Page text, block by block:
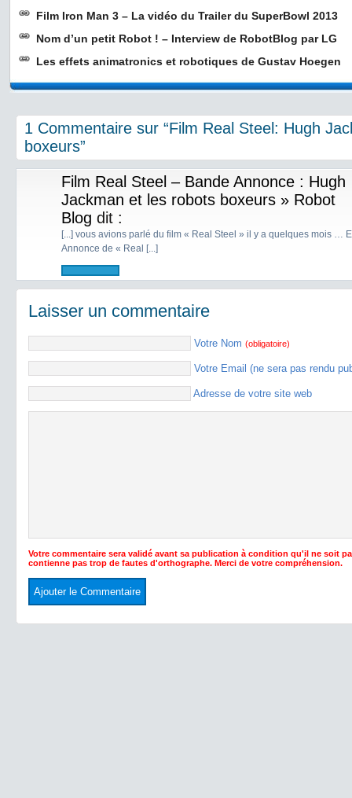
Film Iron Man 3 – La vidéo du Trailer du SuperBowl 2013
Nom d’un petit Robot ! – Interview de RobotBlog par LG
Les effets animatronics et robotiques de Gustav Hoegen
1 Commentaire sur “Film Real Steel: Hugh
boxeurs”
Film Real Steel – Bande Annonce : Hugh
Jackman et les robots boxeurs » Robot
Blog dit :
[...] vous avions parlé du film « Real Steel » il y a quelques mois …
Annonce de « Real [...]
Laisser un commentaire
Votre Nom (obligatoire)
Votre Email (ne sera pas rendu
Adresse de votre site web
Votre commentaire sera validé avant sa publication à condition qu'il ne soit
contienne pas trop de fautes d'orthographe. Merci de votre compréhension.